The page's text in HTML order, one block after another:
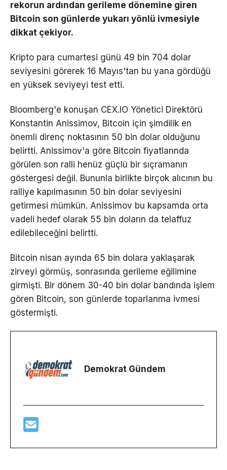
rekorun ardından gerileme dönemine giren
Bitcoin son günlerde yukarı yönlü ivmesiyle
dikkat çekiyor.
Kripto para cumartesi günü 49 bin 704 dolar
seviyesini görerek 16 Mayıs'tan bu yana gördüğü
en yüksek seviyeyi test etti.
Bloomberg'e konuşan CEX.IO Yönetici Direktörü
Konstantin Anissimov, Bitcoin için şimdilik en
önemli direnç noktasının 50 bin dolar olduğunu
belirtti. Anissimov'a göre Bitcoin fiyatlarında
görülen son ralli henüz güçlü bir sıçramanın
göstergesi değil. Bununla birlikte birçok alıcının bu
ralliye kapılmasının 50 bin dolar seviyesini
getirmesi mümkün. Anissimov bu kapsamda orta
vadeli hedef olarak 55 bin doların da telaffuz
edilebileceğini belirtti.
Bitcoin nisan ayında 65 bin dolara yaklaşarak
zirveyi görmüş, sonrasında gerileme eğilimine
girmişti. Bir dönem 30-40 bin dolar bandında işlem
gören Bitcoin, son günlerde toparlanma ivmesi
göstermişti.
Demokrat Gündem